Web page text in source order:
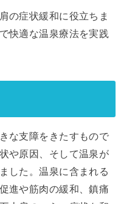
の症状緩和に役立ちま
快適な温泉療法を実践
な支障をきたすもので
や原因、そして温泉が
した。温泉に含まれる
進や筋肉の緩和、鎮痛